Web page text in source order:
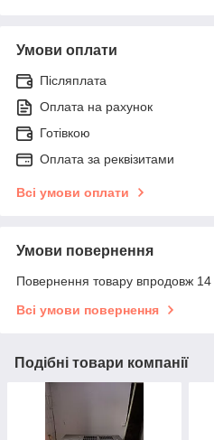
Умови оплати
Післяплата
Оплата на рахунок
Готівкою
Оплата за реквізитами
Всі умови оплати
Умови повернення
Повернення товару впродовж 14
Всі умови повернення
Подібні товари компанії